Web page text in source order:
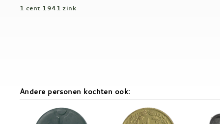
1 cent 1941 zink
Andere personen kochten ook: